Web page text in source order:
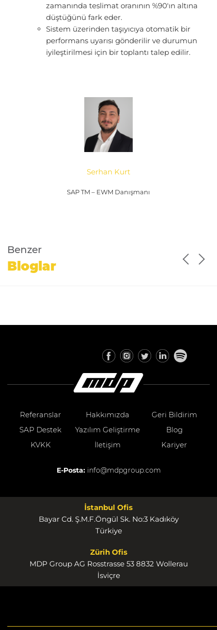
zamanında teslimat oranının %90'ın altına
düştüğünü fark eder.
Sistem üzerinden taşıyıcıya otomatik bir
performans uyarısı gönderilir ve durumun
iyileştirilmesi için bir toplantı talep edilir.
Serhan Kurt
SAP TM – EWM Danışmanı
Benzer
Bloglar
Referanslar Hakkımızda
Geri Bildirim
SAP Destek
Yazılım Geliştirme
Blog
KVKK
İletişim Kariyer
E-Posta: info@mdpgroup.com
İstanbul Ofis
Bayar Cd. Ş.M.F.Öngül Sk. No:3 Kadıköy
Türkiye
Zürih Ofis
MDP Group AG Rosstrasse 53 8832 Wollerau
İsviçre